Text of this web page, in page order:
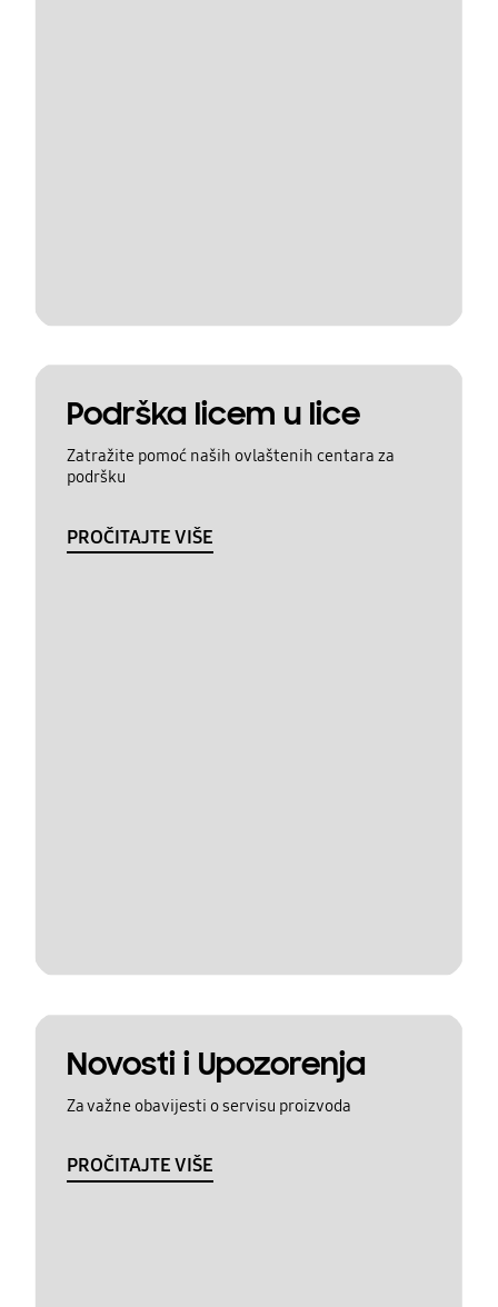
Podrška licem u lice
Zatražite pomoć naših ovlaštenih centara za
podršku
PROČITAJTE VIŠE
Novosti i Upozorenja
Za važne obavijesti o servisu proizvoda
PROČITAJTE VIŠE